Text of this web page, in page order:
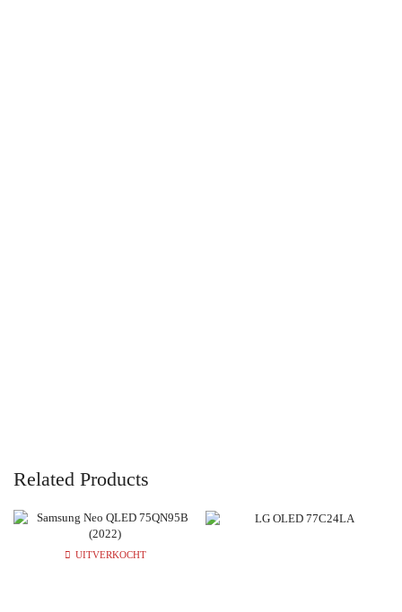
Related Products
UITVERKOCHT